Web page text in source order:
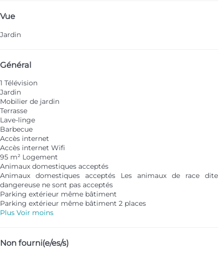
Vue
Jardin
Général
1 Télévision
Jardin
Mobilier de jardin
Terrasse
Lave-linge
Barbecue
Accès internet
Accès internet Wifi
95 m² Logement
Animaux domestiques acceptés
Animaux domestiques acceptés Les animaux de race dite
dangereuse ne sont pas acceptés
Parking extérieur même bâtiment
Parking extérieur même bâtiment 2 places
Plus Voir moins
Non fourni(e/es/s)